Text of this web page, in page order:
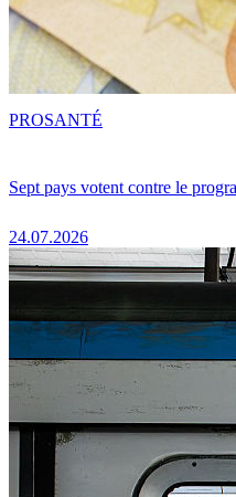
Sept pays votent contre le
24.07.2026
PROSANTÉ